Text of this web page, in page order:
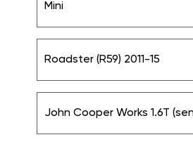
Mini
Roadster (R59) 2011-15
John Cooper Works 1.6T